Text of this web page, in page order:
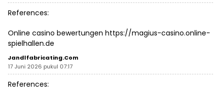
References:
Online casino bewertungen https://magius-casino.online-
spielhallen.de
Jandlfabricating.com
17 Juni 2026 pukul 07:17
References: